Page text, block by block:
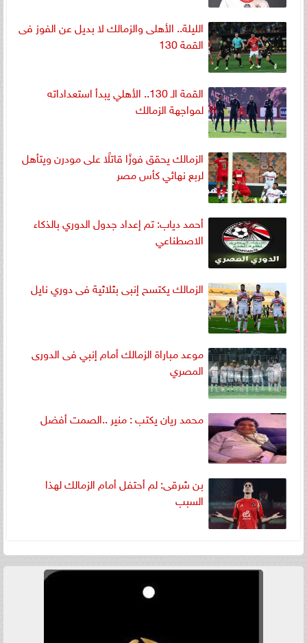
الليلة.. الأهلى والزمالك لا بديل عن الفوز فى
القمة 130
القمة الـ 130.. الأهلي يبدأ استعداداته
لمواجهة الزمالك
الزمالك يحقق فوزًا قاتلًا على مودرن ويتأهل
لربع نهائي كأس مصر
أحمد دياب: تم إعداد جدول الدوري بالذكاء
الاصطناعي
الزمالك يكتسح إنبى بثلاثية فى دوري نايل
موعد مباراة الزمالك أمام إنبي فى الدورى
المصري
محمد ريان يكتب : منير ..الصمت أفضل
بن شرقى: لم أحتفل أمام الزمالك لهذا
السبب